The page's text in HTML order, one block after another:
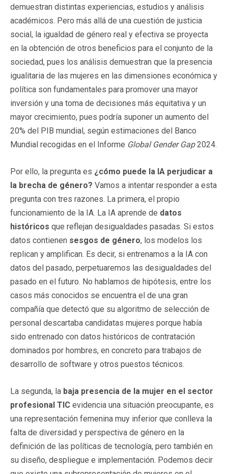
demuestran distintas experiencias, estudios y análisis
académicos. Pero más allá de una cuestión de justicia
social, la igualdad de género real y efectiva se proyecta
en la obtención de otros beneficios para el conjunto de la
sociedad, pues los análisis demuestran que la presencia
igualitaria de las mujeres en las dimensiones económica y
política son fundamentales para promover una mayor
inversión y una toma de decisiones más equitativa y un
mayor crecimiento, pues podría suponer un aumento del
20% del PIB mundial, según estimaciones del Banco
Mundial recogidas en el Informe Global Gender Gap2024.
Por ello, la pregunta es ¿cómo puede la IA perjudicar a
la brecha de género? Vamos a intentar responder a esta
pregunta con tres razones. La primera, el propio
funcionamiento de la IA. La IA aprende de datos
históricos que reflejan desigualdades pasadas. Si estos
datos contienen sesgos de género, los modelos los
replican y amplifican. Es decir, si entrenamos a la IA con
datos del pasado, perpetuaremos las desigualdades del
pasado en el futuro. No hablamos de hipótesis, entre los
casos más conocidos se encuentra el de una gran
compañía que detectó que su algoritmo de selección de
personal descartaba candidatas mujeres porque había
sido entrenado con datos históricos de contratación
dominados por hombres, en concreto para trabajos de
desarrollo de software y otros puestos técnicos.
La segunda, la baja presencia de la mujer en el sector
profesional TIC evidencia una situación preocupante, es
una representación femenina muy inferior que conlleva la
falta de diversidad y perspectiva de género en la
definición de las políticas de tecnología, pero también en
su diseño, despliegue e implementación. Podemos decir